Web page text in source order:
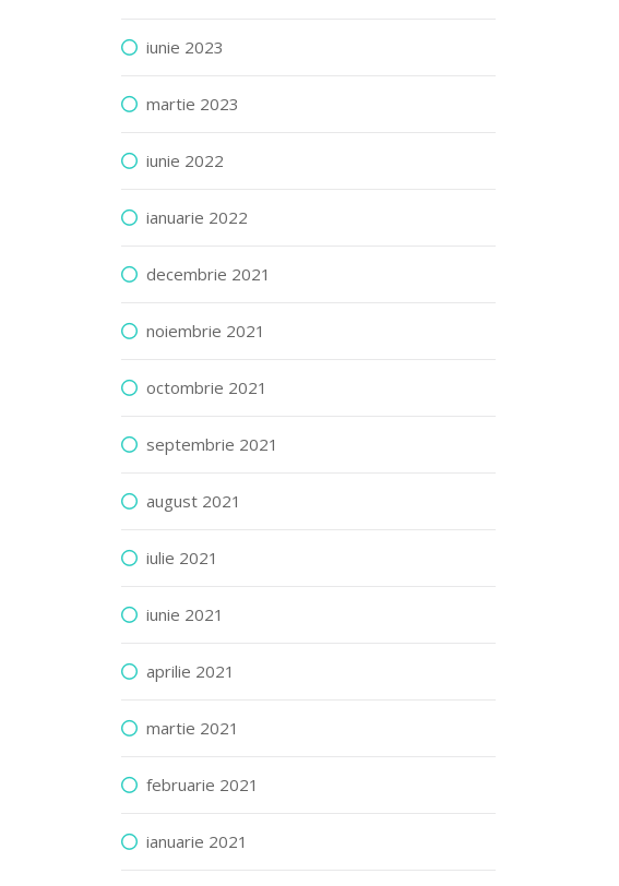
iunie 2023
martie 2023
iunie 2022
ianuarie 2022
decembrie 2021
noiembrie 2021
octombrie 2021
septembrie 2021
august 2021
iulie 2021
iunie 2021
aprilie 2021
martie 2021
februarie 2021
ianuarie 2021